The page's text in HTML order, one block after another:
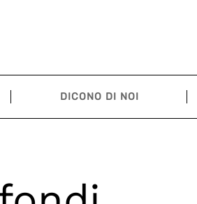
DICONO DI NOI